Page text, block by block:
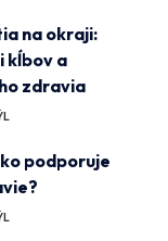
na okraji:
kĺbov a
zdravia
podporuje